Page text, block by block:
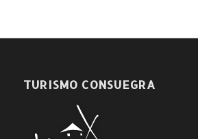
TURISMO CONSUEGRA